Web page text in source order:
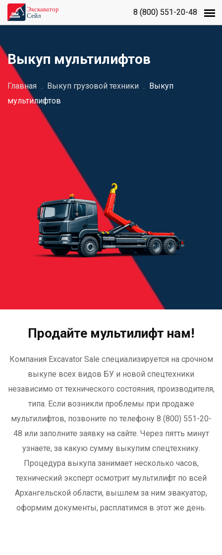
8 (800) 551-20-48
8 (800) 551-20-48
Выкуп мультилифтов
Главная . Выкуп грузовой техники . Выкуп
мультилифтов
Продайте мультилифт нам!
Компания Excavator Sale специализируется на срочном
выкупе всех видов БУ и новой спецтехники
независимо от технического состояния, производителя,
типа. Если возникли проблемы при продаже
мультилифтов, позвоните по телефону 8 (800) 551-20-
48 или заполните заявку на сайте. Через пятть минут
узнаете, за какую сумму выкупим спецтехнику.
Процедура выкупа занимает несколько часов,
технический эксперт осмотрит мультилифт по всей
Архангельской области, вышлем за ним эвакуатор,
оформим документы, расплатимся в этот же день.